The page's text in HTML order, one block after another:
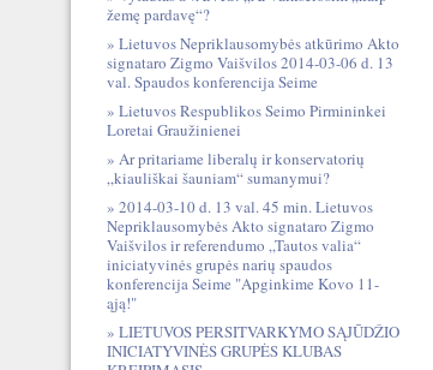
žemę pardavę“?
Lietuvos Nepriklausomybės atkūrimo Akto
signataro Zigmo Vaišvilos 2014-03-06 d. 13
val. Spaudos konferencija Seime
Lietuvos Respublikos Seimo Pirmininkei
Loretai Graužinienei
Ar pritariame liberalų ir konservatorių
„kiauliškai šauniam“ sumanymui?
2014-03-10 d. 13 val. 45 min. Lietuvos
Nepriklausomybės Akto signataro Zigmo
Vaišvilos ir referendumo „Tautos valia“
iniciatyvinės grupės narių spaudos
konferencija Seime "Apginkime Kovo 11-
ąją!"
LIETUVOS PERSITVARKYMO SĄJŪDŽIO
INICIATYVINĖS GRUPĖS KLUBAS